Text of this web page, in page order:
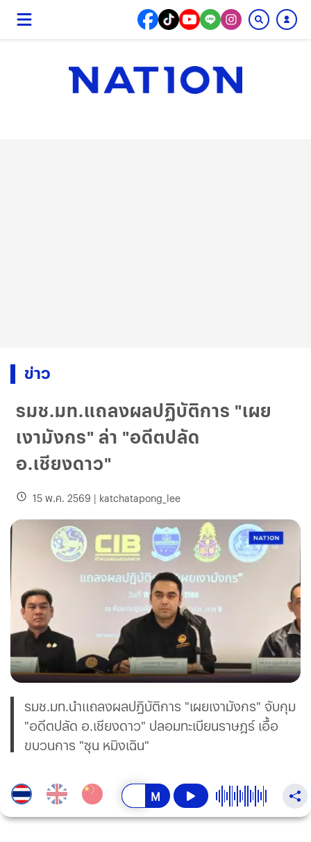
ข่าว
รมช.มท.แถลงผลปฏิบัติการ "เผย
เงามังกร" ล่า "อดีตปลัด
อ.เชียงดาว"
15 พ.ค. 2569 | katchatapong_lee
รมช.มท.นำแถลงผลปฏิบัติการ "เผยเงามังกร" จับกุม
"อดีตปลัด อ.เชียงดาว" ปลอมทะเบียนราษฎร์ เอื้อ
ขบวนการ "ซุน หมิงเฉิน"